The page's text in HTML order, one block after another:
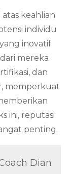
keahlian
individu
inovatif
mereka
dan
memperkuat
ini, reputasi
penting.
Dian